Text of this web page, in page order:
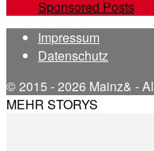
Sponsored Posts
Impressum
Datenschutz
© 2015 - 2026 Mainz& -
MEHR STORYS